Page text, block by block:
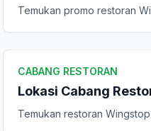
Temukan promo restoran
CABANG RESTORAN
Lokasi Cabang
Temukan restoran